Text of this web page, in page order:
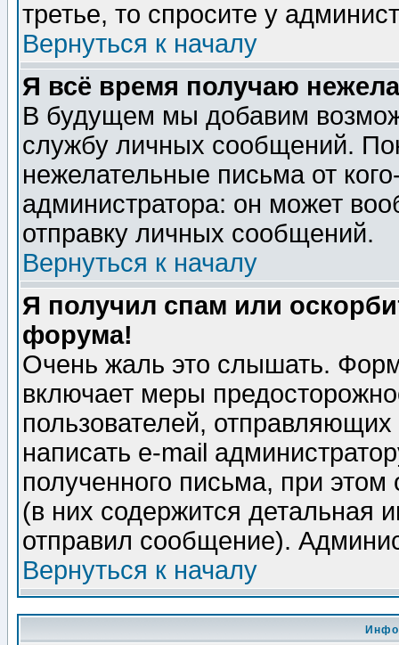
третье, то спросите у
Вернуться к началу
Я всё время получаю
В будущем мы добавим
службу личных сообщений.
нежелательные письма от
администратора: он может
отправку личных сообщений.
Вернуться к началу
Я получил спам или
форума!
Очень жаль это слышать.
включает меры
пользователей,
написать e-mail
полученного письма, при этом
(в них содержится детальная
отправил сообщение).
Вернуться к началу